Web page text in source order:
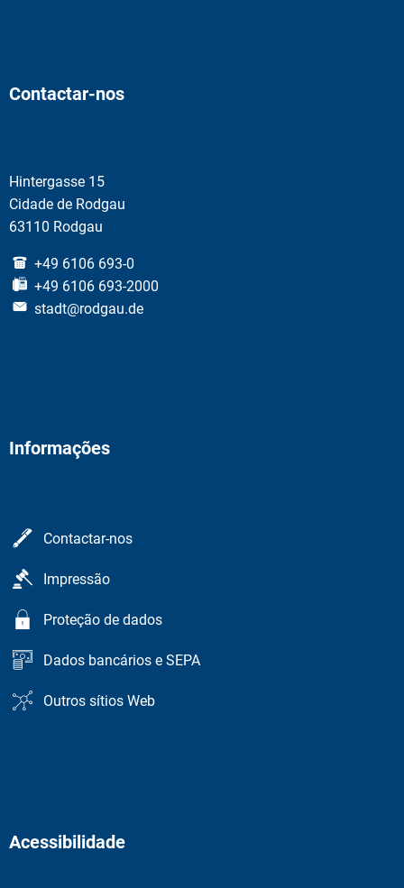
Contactar-nos
Hintergasse 15
Cidade de Rodgau
63110 Rodgau
+49 6106 693-0
+49 6106 693-2000
stadt@rodgau.de
Informações
Contactar-nos
Impressão
Proteção de dados
Dados bancários e SEPA
Outros sítios Web
Acessibilidade